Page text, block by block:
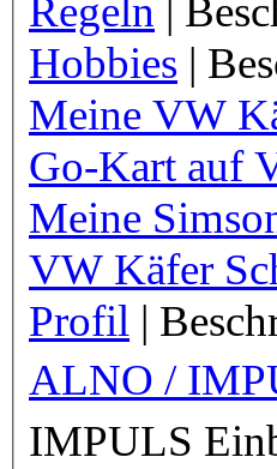
Regeln |
Hobbies |
Meine VW
Go-Kart auf
Meine
VW Käfer
Profil |
ALNO /
IMPULS